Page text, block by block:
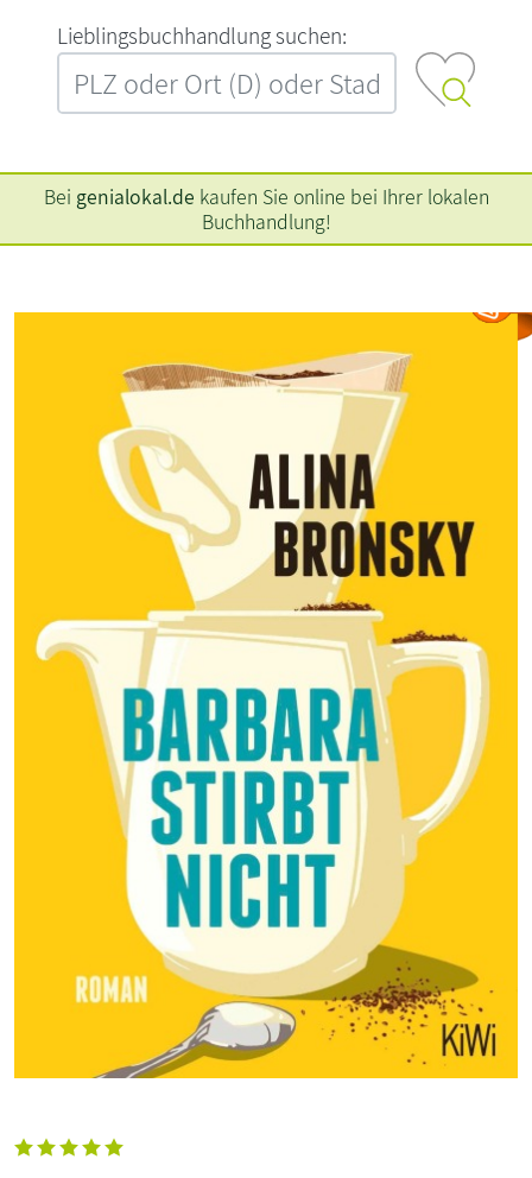
L‍i‍e‍b‍l‍i‍n‍g‍s‍b‍u‍c‍h‍h‍a‍n‍d‍l‍u‍n‍g‍ ‍s‍u‍c‍h‍e‍n‍:‍
Bei genialokal.de kaufen Sie online bei Ihrer lokalen
Buchhandlung!